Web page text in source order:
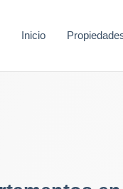
Inicio